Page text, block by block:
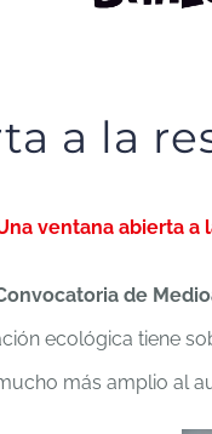
a la
ventana abierta a
de
ecológica tiene
más amplio al